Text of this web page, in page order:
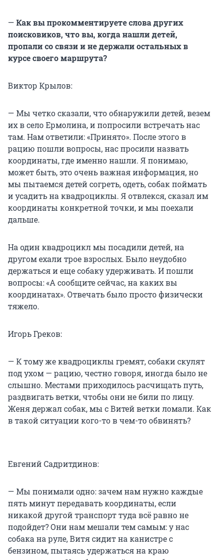
— Как вы прокомментируете слова других
поисковиков, что вы, когда нашли детей,
пропали со связи и не держали остальных в
курсе своего маршрута?
Виктор Крылов:
— Мы четко сказали, что обнаружили детей, везем
их в село Ермолина, и попросили встречать нас
там. Нам ответили: «Принято». После этого в
рацию пошли вопросы, нас просили назвать
координаты, где именно нашли. Я понимаю,
может быть, это очень важная информация, но
мы пытаемся детей согреть, одеть, собак поймать
и усадить на квадроциклы. Я отвлекся, сказал им
координаты конкретной точки, и мы поехали
дальше.
На один квадроцикл мы посадили детей, на
другом ехали трое взрослых. Было неудобно
держаться и еще собаку удерживать. И пошли
вопросы: «А сообщите сейчас, на каких вы
координатах». Отвечать было просто физически
тяжело.
Игорь Греков:
— К тому же квадроциклы гремят, собаки скулят
под ухом — рацию, честно говоря, иногда было не
слышно. Местами приходилось расчищать путь,
раздвигать ветки, чтобы они не били по лицу.
Женя держал собак, мы с Витей ветки ломали. Как
в такой ситуации кого-то в чем-то обвинять?
Евгений Садритдинов:
— Мы понимали одно: зачем нам нужно каждые
пять минут передавать координаты, если
никакой другой транспорт туда всё равно не
подойдет? Они нам мешали тем самым: у нас
собака на руле, Витя сидит на канистре с
бензином, пытаясь удержаться на краю